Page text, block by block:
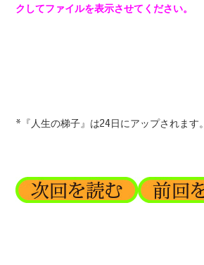
クしてファイルを表示させてください。
*『人生の梯子』は24日にアップされます。